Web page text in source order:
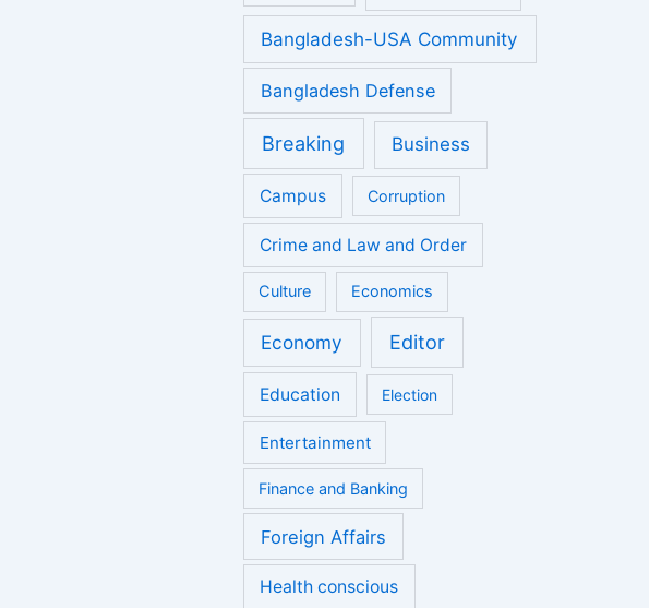
Bangladesh-USA Community
Bangladesh Defense
Breaking Business
Campus Corruption
Crime and Law and Order
Culture Economics
Economy Editor
Education Election
Entertainment
Finance and Banking
Foreign Affairs
Health conscious